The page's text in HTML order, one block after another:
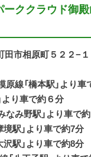
ククラウド御殿
田市相原町５２２−１
原線「橋本駅」より
より車で約６分
なみ野駅」より車で
駅」より車で約7分
駅」より車で約8分